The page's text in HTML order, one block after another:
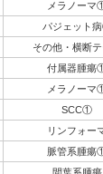
メラノーマ
パジェット
その他・横断
付属器腫瘍
メラノーマ
SCC①
リンフォー
脈管系腫瘍